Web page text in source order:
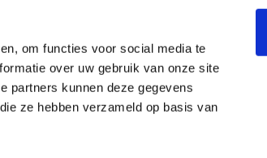
om functies voor social media te
over uw gebruik van onze site
partners kunnen deze gegevens
ze hebben verzameld op basis van
NL